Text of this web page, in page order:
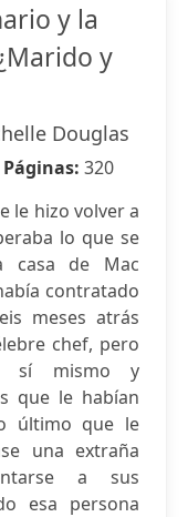
y la
y
Douglas
320
le hizo volver a
lo que se
casa de Mac
contratado
meses atrás
chef, pero
sí mismo y
que le habían
último que le
una extraña
a sus
esa persona